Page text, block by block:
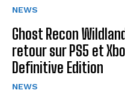
NEWS
Ghost Recon
retour sur PS5 et
Definitive Edition
NEWS